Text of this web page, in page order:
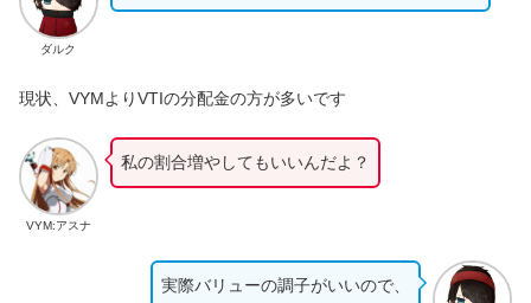
ダルク
現状、VYMよりVTIの分配金の方が多いです
VYM:アスナ
私の割合増やしてもいいんだよ？
実際バリューの調子がいいので、